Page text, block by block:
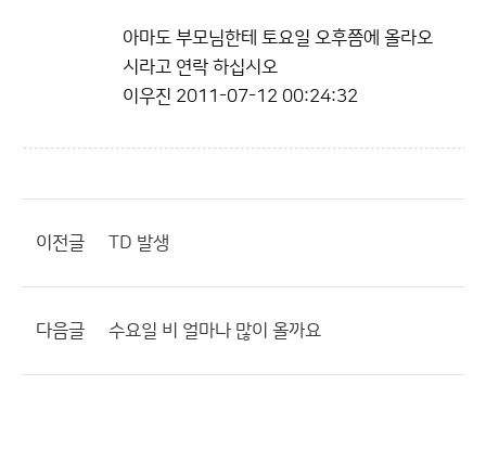
아마도 부모님한테 토요일 오후쯤에 올라오
시라고 연락 하십시오
이우진 2011-07-12 00:24:32
이전글 TD 발생
다음글 수요일 비 얼마나 많이 올까요